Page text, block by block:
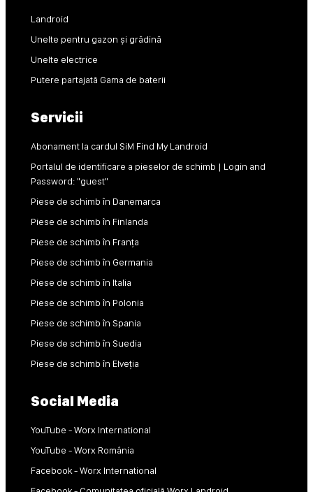
Landroid
Unelte pentru gazon și grădină
Unelte electrice
Putere partajată Gama de baterii
Servicii
Abonament la cardul SiM Find My Landroid
Portalul de identificare a pieselor de schimb | Login and
Password: "guest"
Piese de schimb în Danemarca
Piese de schimb în Finlanda
Piese de schimb în Franța
Piese de schimb în Germania
Piese de schimb în Italia
Piese de schimb în Polonia
Piese de schimb în Spania
Piese de schimb în Suedia
Piese de schimb în Elveția
Social Media
YouTube - Worx International
YouTube - Worx România
Facebook - Worx International